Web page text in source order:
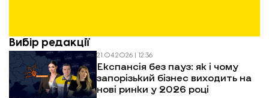
Вибір редакції
21.04.2026 | 12:36
Експансія без пауз: як і чому
запорізький бізнес виходить на
нові ринки у 2026 році